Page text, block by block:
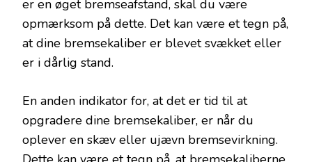
er en øget bremseafstand, skal du være
opmærksom på dette. Det kan være et tegn på,
at dine bremsekaliber er blevet svækket eller
er i dårlig stand.
En anden indikator for, at det er tid til at
opgradere dine bremsekaliber, er når du
oplever en skæv eller ujævn bremsevirkning.